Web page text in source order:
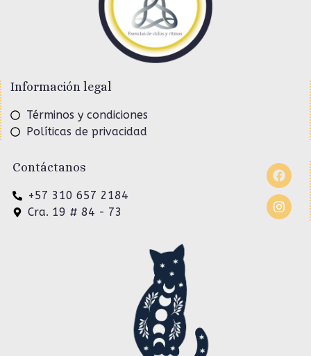
Información legal
Términos y condiciones
Políticas de privacidad
Contáctanos
+57 310 657 2184
Cra. 19 # 84 - 73